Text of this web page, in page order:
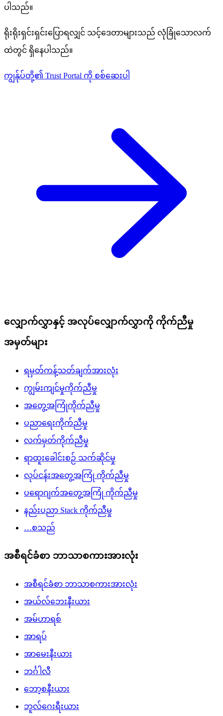
ပါသည်။
ရိုးရိုးရှင်းရှင်းပြောရလျှင် သင့်ဒေတာများသည် လုံခြုံသောလက်
ထဲတွင် ရှိနေပါသည်။
ကျွန်ုပ်တို့၏ Trust Portal ကို စစ်ဆေးပါ
လျှောက်လွှာနှင့် အလုပ်လျှောက်လွှာကို ကိုက်ညီမှု
အမှတ်များ
ရမှတ်ကန့်သတ်ချက်အားလုံး
ကျွမ်းကျင်မှုကိုက်ညီမှု
အတွေ့အကြုံကိုက်ညီမှု
ပညာရေးကိုက်ညီမှု
လက်မှတ်ကိုက်ညီမှု
ရာထူးခေါင်းစဉ် သက်ဆိုင်မှု
လုပ်ငန်းအတွေ့အကြုံ ကိုက်ညီမှု
ပရောဂျက်အတွေ့အကြုံ ကိုက်ညီမှု
နည်းပညာ Stack ကိုက်ညီမှု
…စသည်
အစီရင်ခံစာ ဘာသာစကားအားလုံး
အစီရင်ခံစာ ဘာသာစကားအားလုံး
အယ်လ်ဘေးနီးယား
အမ်ဟာရစ်
အာရပ်
အာမေးနီးယား
ဘင်္ဂါလီ
ဘော့စနီးယား
ဘူလ်ဂေးရီးယား